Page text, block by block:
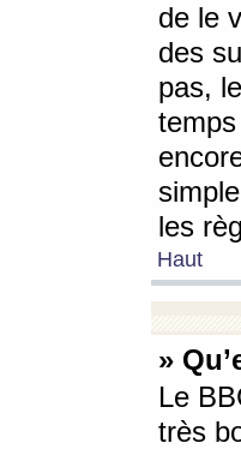
de le
des
pas,
les
Haut
»
Le
très